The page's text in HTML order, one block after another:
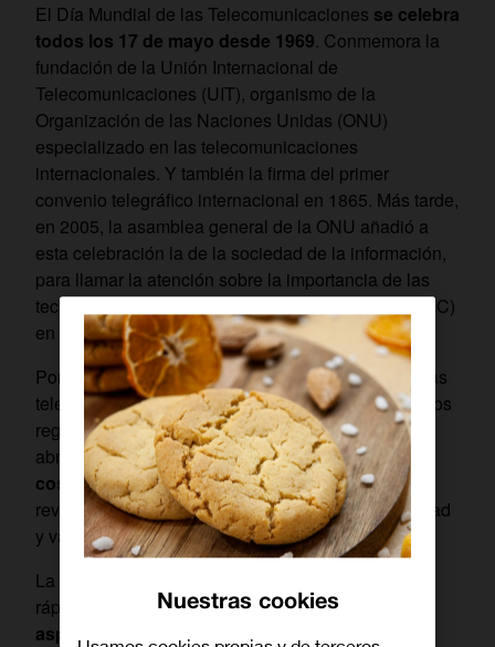
El Día Mundial de las Telecomunicaciones se celebra
todos los 17 de mayo desde 1969. Conmemora la
fundación de la Unión Internacional de
Telecomunicaciones (UIT), organismo de la
Organización de las Naciones Unidas (ONU)
especializado en las telecomunicaciones
internacionales. Y también la firma del primer
convenio telegráfico internacional en 1865. Más tarde,
en 2005, la asamblea general de la ONU añadió a
esta celebración la de la sociedad de la información,
para llamar la atención sobre la importancia de las
tecnologías de la información y la comunicación (TIC)
en el desarrollo de los países.
Por este motivo, vamos a repasar la evolución de las
telecomunicaciones en el mundo, desde los primeros
registros, la situación actual y el escenario que se
abre conla llegada del 5G y el internet de las
cosas.Porque las llamadas ‘telecos’ viven una
revolución permanente que ha cambiado la sociedad
y va a seguir transformándola.
La necesidad de transmitir información de forma
rápida, precisa y eficientesiempre ha sido una
aspiración humana
. Y conseguirlo en una u otra
Nuestras cookies